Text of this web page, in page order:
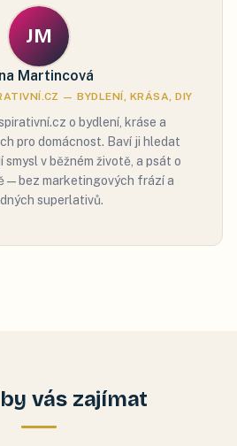
JM
Martincová
— BYDLENÍ, KRÁSA, DIY
o bydlení, kráse a
pro domácnost. Baví ji hledat
smysl v běžném životě, a psát o
— bez marketingových frází a
superlativů.
vás zajímat